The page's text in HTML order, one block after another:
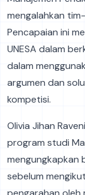
mengalahkan
Pencapaian ini
UNESA dalam
dalam
argumen dan
kompetisi.
Olivia Jihan
program studi
mengungkapkan
sebelum